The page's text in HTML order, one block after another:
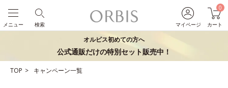
マイページ
0
カート
検索
メニュー
オルビス初めての方へ
公式通販だけの特別セット販売中！
TOP キャンペーン一覧